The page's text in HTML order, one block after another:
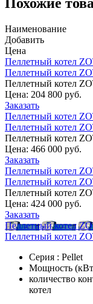
Наименование
Добавить
Цена
Пеллетный котел
Пеллетный котел
Пеллетный котел
Цена: 204 800 руб.
Заказать
Пеллетный котел
Пеллетный котел
Пеллетный котел
Цена: 466 000 руб.
Заказать
Пеллетный котел
Пеллетный котел
Пеллетный котел
Цена: 424 000 руб.
Заказать
Пеллетный котел
Пеллетный котел
Серия : Pellet
Мощность
количество
котел